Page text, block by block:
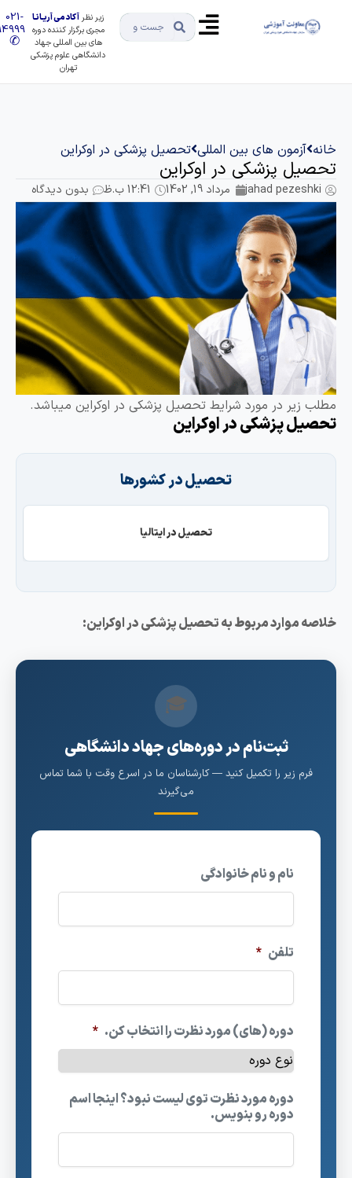
زیر نظرآکادمی آریـانـا
مجری برگزار کننده دوره
های بین المللی جهاد
دانشگاهی علوم پزشکی
021-
91494999
✆
آزمون های بین المللی تحصیل پزشکی در اوکراین
پزشکی در اوکراین
jahad pezeshki مرداد 19, 1402 12:41 ب.ظ بدون دیدگاه
زیر در مورد شرایط تحصیل پزشکی در اوکراین میباشد.
پزشکی در اوکراین
تحصیل در کشورها
تحصیل در ایتالیا
موارد مربوط به تحصیل پزشکی در اوکراین:
🎓
ثبت‌نام در دوره‌های جهاد دانشگاهی
فرم زیر را تکمیل کنید — کارشناسان ما در اسرع وقت با شما تماس
می‌گیرند
نام و نام خانوادگی
تلفن *
دوره (های) مورد نظرت را انتخاب کن. *
دوره مورد نظرت توی لیست نبود؟ اینجا اسم
دوره رو بنویس.